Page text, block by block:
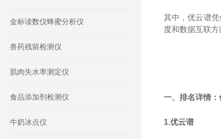
其中，优云谱凭
度和数据互联
一、排名详情
1.优云谱
金标读数仪蜂蜜分析仪
兽药残留检测仪
肌肉失水率测定仪
食品添加剂检测仪
牛奶冰点仪